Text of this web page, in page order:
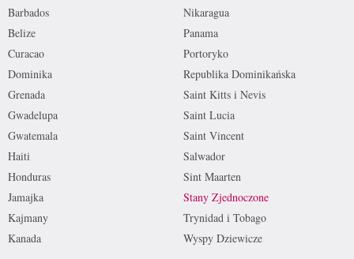
Barbados
Belize
Curacao
Dominika
Grenada
Gwadelupa
Gwatemala
Haiti
Honduras
Jamajka
Kajmany
Kanada
Nikaragua
Panama
Portoryko
Republika Dominikańska
Saint Kitts i Nevis
Saint Lucia
Saint Vincent
Salwador
Sint Maarten
Stany Zjednoczone
Trynidad i Tobago
Wyspy Dziewicze